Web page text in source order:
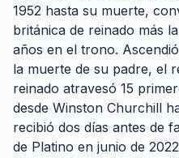
1952 hasta su muerte,
británica de reinado más
años en el trono.
la muerte de su padre, el
reinado atravesó 15
desde Winston Churchill
recibió dos días antes de
de Platino en junio de